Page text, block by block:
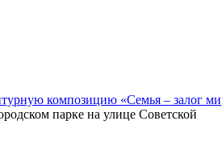
композицию «Семья – залог
парке на улице Советской